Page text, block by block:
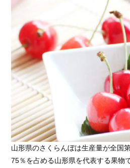
山形県のさくらんぼは生産量が全国
75％を占める山形県を代表する果物